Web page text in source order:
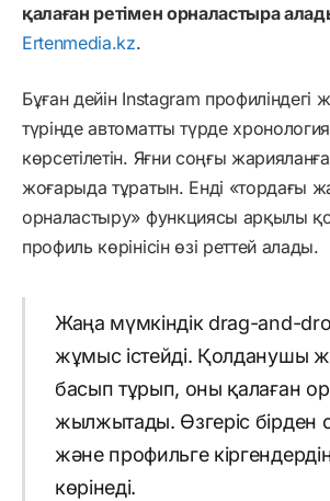
қалаған ретімен орналастыра
Ertenmedia.kz.
Бұған дейін Instagram профиліндегі
түрінде автоматты түрде
көрсетілетін. Яғни соңғы
жоғарыда тұратын. Енді «тордағы
орналастыру» функциясы арқылы
профиль көрінісін өзі реттей алады.
Жаңа мүмкіндік drag-and-
жұмыс істейді. Қолданушы
басып тұрып, оны қалаған
жылжытады. Өзгеріс бірден
және профильге
көрінеді.